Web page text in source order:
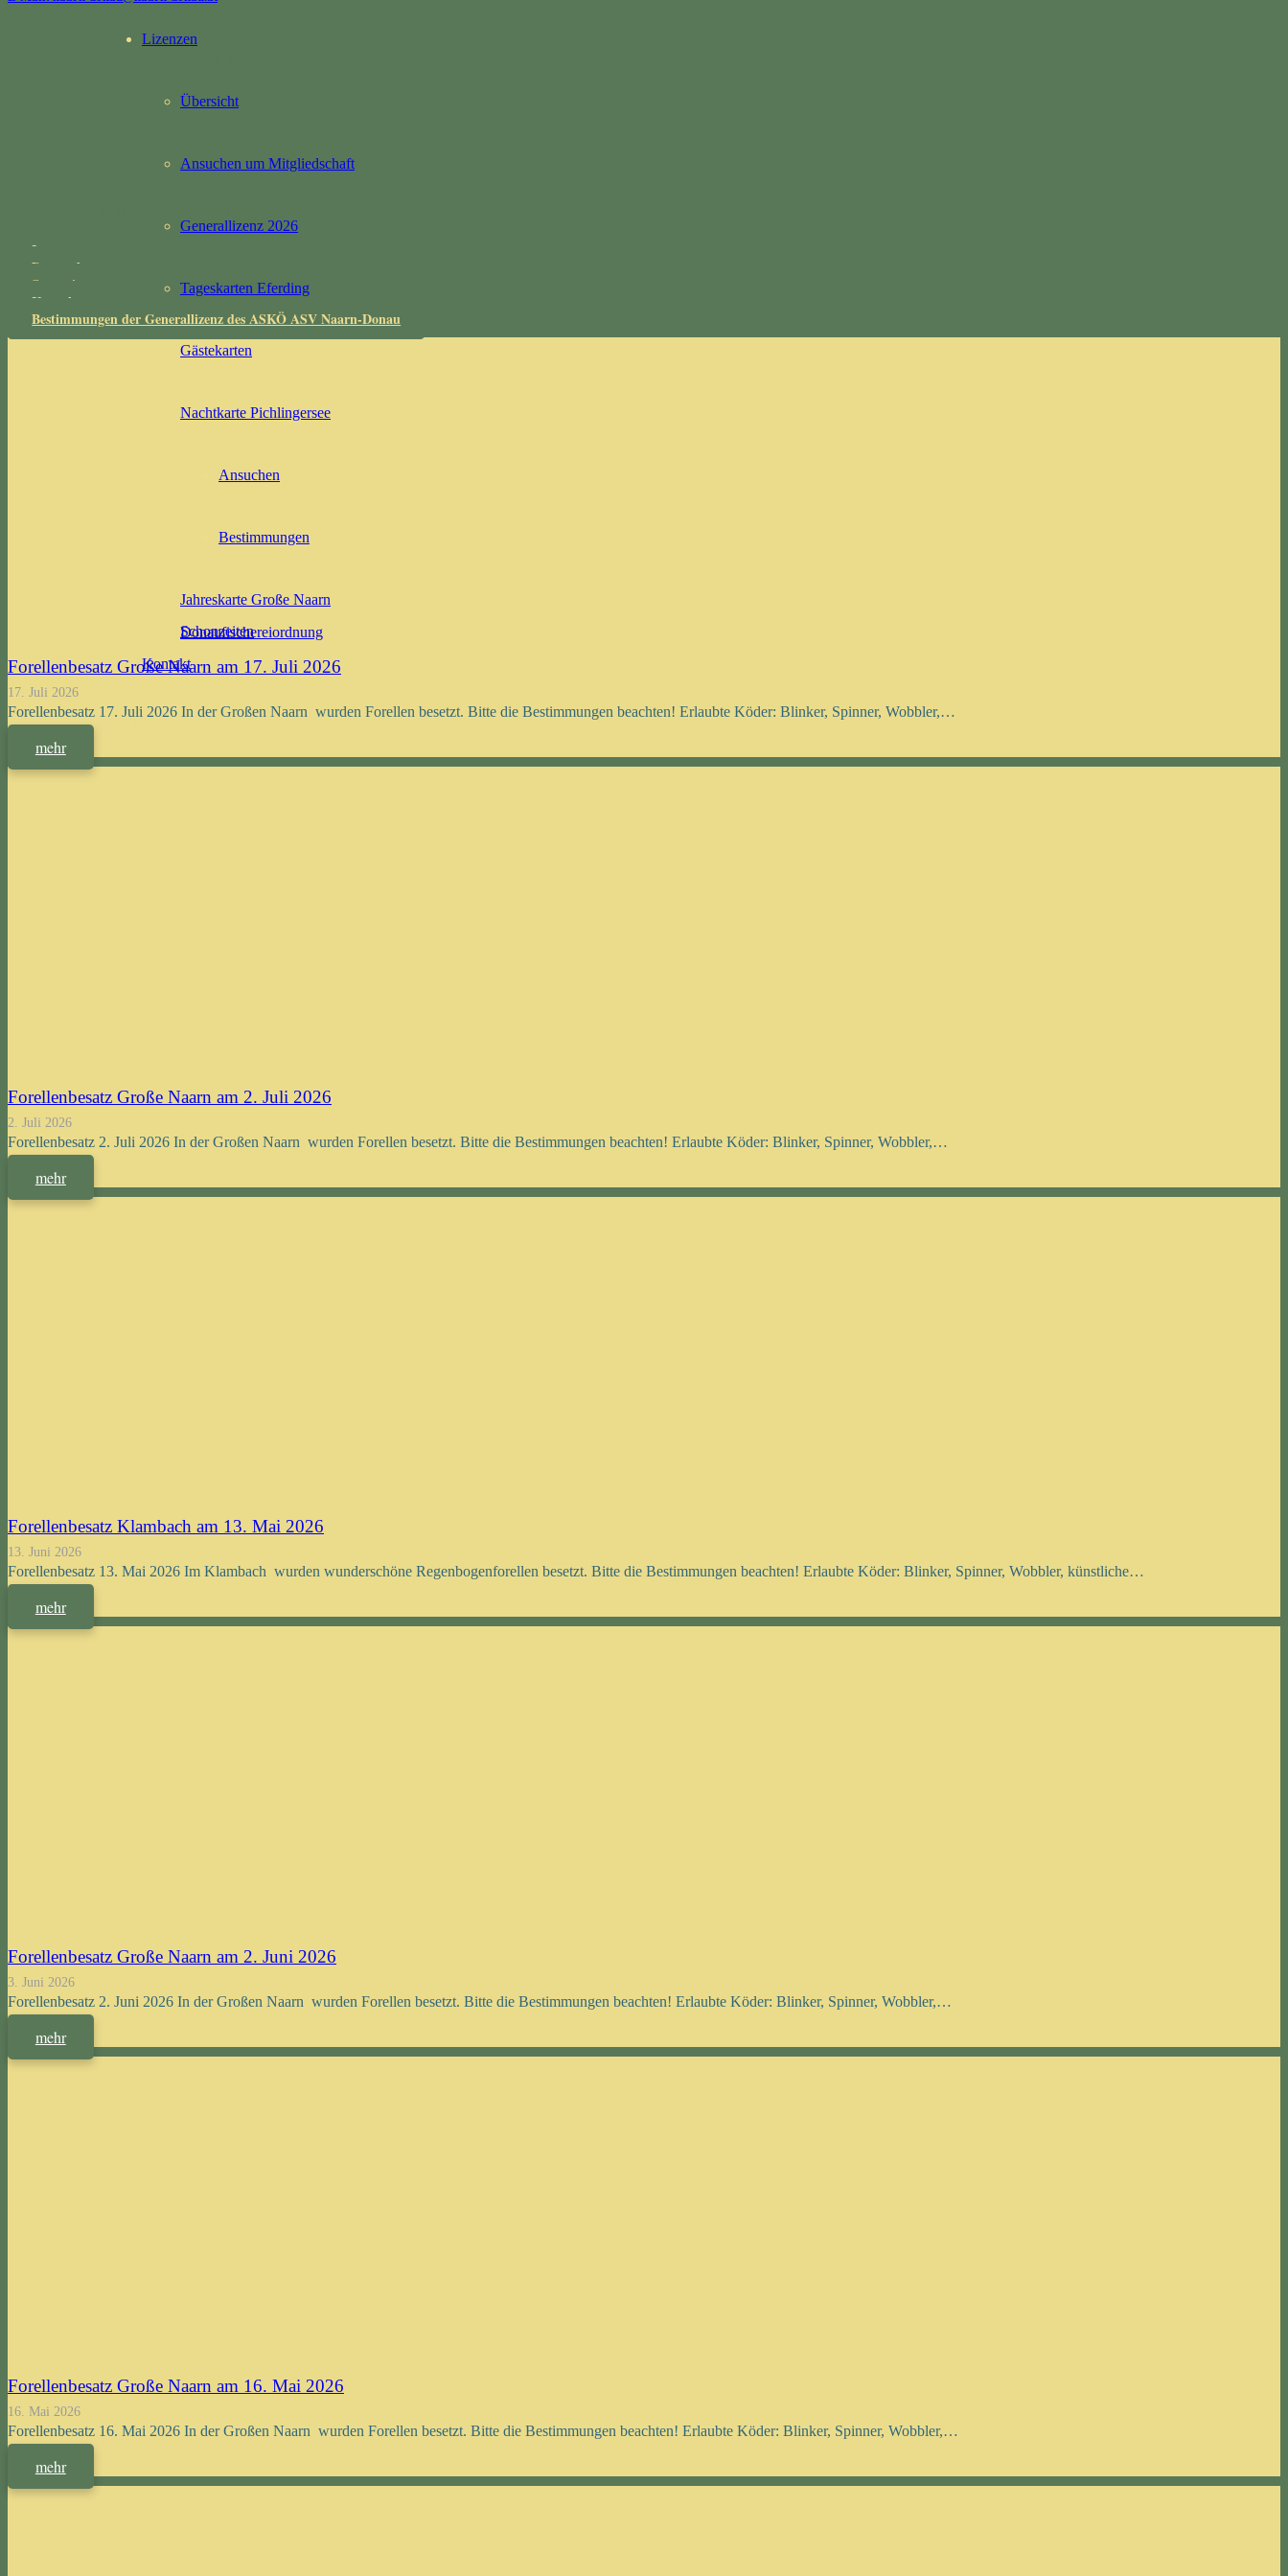
Lizenzen
Übersicht
Ansuchen um Mitgliedschaft
Generallizenz 2026
Tageskarten Eferding
Gästekarten
Nachtkarte Pichlingersee
Ansuchen
Bestimmungen
Jahreskarte Große Naarn
Schonzeiten
Donaufischereiordnung
Kontakt
Impressum
Datenschutz
Startseite
Kontakt
Bestimmungen der Generallizenz des ASKÖ ASV Naarn-Donau
Forellenbesatz Große Naarn am 17. Juli 2026
17. Juli 2026
Forellenbesatz 17. Juli 2026 In der Großen Naarn wurden Forellen besetzt. Bitte die Bestimmungen beachten! Erlaubte Köder: Blinker, Spinner, Wobbler,…
mehr
Forellenbesatz Große Naarn am 2. Juli 2026
2. Juli 2026
Forellenbesatz 2. Juli 2026 In der Großen Naarn wurden Forellen besetzt. Bitte die Bestimmungen beachten! Erlaubte Köder: Blinker, Spinner, Wobbler,…
mehr
Forellenbesatz Klambach am 13. Mai 2026
13. Juni 2026
Forellenbesatz 13. Mai 2026 Im Klambach wurden wunderschöne Regenbogenforellen besetzt. Bitte die Bestimmungen beachten! Erlaubte Köder: Blinker, Spinner, Wobbler, künstliche…
mehr
Forellenbesatz Große Naarn am 2. Juni 2026
3. Juni 2026
Forellenbesatz 2. Juni 2026 In der Großen Naarn wurden Forellen besetzt. Bitte die Bestimmungen beachten! Erlaubte Köder: Blinker, Spinner, Wobbler,…
mehr
Forellenbesatz Große Naarn am 16. Mai 2026
16. Mai 2026
Forellenbesatz 16. Mai 2026 In der Großen Naarn wurden Forellen besetzt. Bitte die Bestimmungen beachten! Erlaubte Köder: Blinker, Spinner, Wobbler,…
mehr